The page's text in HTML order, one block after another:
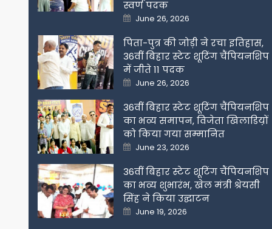
स्वर्ण पदक
Posted
on
June 26, 2026
पिता-पुत्र की जोड़ी ने रचा इतिहास,
36वीं बिहार स्टेट शूटिंग चैंपियनशिप
में जीते 11 पदक
Posted
on
June 26, 2026
36वीं बिहार स्टेट शूटिंग चैंपियनशिप
का भव्य समापन, विजेता खिलाडिय़ों
को किया गया सम्मानित
Posted
on
June 23, 2026
36वीं बिहार स्टेट शूटिंग चैंपियनशिप
का भव्य शुभारंभ, खेल मंत्री श्रेयसी
सिंह ने किया उद्घाटन
Posted
on
June 19, 2026